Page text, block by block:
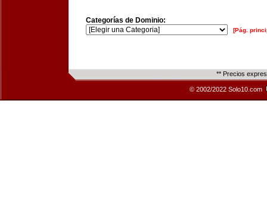
Categorías de Dominio:
[Pág.
** Precios
© 2002/2022 Solo10.com